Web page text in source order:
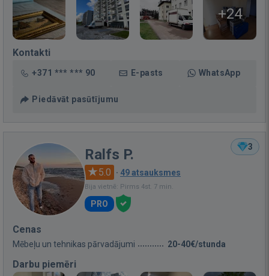
+24
Kontakti
+371 *** *** 90 E-pasts WhatsApp
Piedāvāt pasūtījumu
3
Ralfs P.
5.0 · 49 atsauksmes
Bija vietnē: Pirms 4st. 7 min.
PRO
Cenas
Mēbeļu un tehnikas pārvadājumi 20-40€/stunda
Darbu piemēri